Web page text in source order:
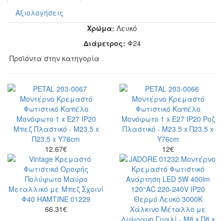
Αξιολογήσεις
Χρώμα: Λευκό
Διάμετρος: Φ24
Προϊόντα στην κατηγορία
12.67€ 12€
66.31€